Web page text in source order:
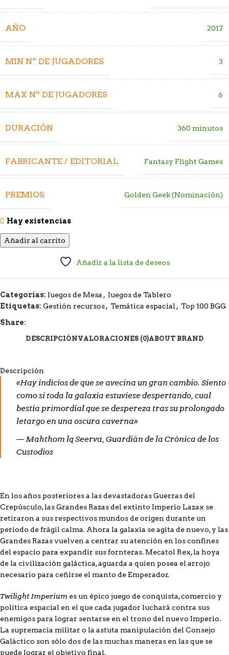
AÑO 2017
MIN Nº DE JUGADORES 3
MAX Nº DE JUGADORES 6
DURACIÓN 360 minutos
FABRICANTE / EDITORIAL Fantasy Flight Games
PREMIOS Golden Geek (Nominación)
Hay existencias
Añadir al carrito
Añadir a la lista de deseos
Categorías: Juegos de Mesa , Juegos de Tablero
Etiquetas: Gestión recursos, Temática espacial , Top 100 BGG
Share:
DESCRIPCIÓNVALORACIONES (0)ABOUT BRAND
Descripción
«Hay indicios de que se avecina un gran cambio. Siento
como si toda la galaxia estuviese despertando, cual
bestia primordial que se despereza tras su prolongado
letargo en una oscura caverna»
— Mahthom lq Seerva, Guardián de la Crónica de los
Custodios
En los años posteriores a las devastadoras Guerras del
Crepúsculo, las Grandes Razas del extinto Imperio Lazax se
retiraron a sus respectivos mundos de origen durante un
periodo de frágil calma. Ahora la galaxia se agita de nuevo, y las
Grandes Razas vuelven a centrar su atención en los confines
del espacio para expandir sus fornteras. Mecatol Rex, la hoya
de la civilización galáctica, aguarda a quien posea el arrojo
necesario para ceñirse el manto de Emperador.
Twilight Imperium es un épico juego de conquista, comercio y
política espacial en el que cada jugador luchará contra sus
enemigos para lograr sentarse en el trono del nuevo Imperio.
La supremacia militar o la astuta manipulación del Consejo
Galáctico son sólo dos de las muchas maneras en las que se
puede lograr el objetivo final.